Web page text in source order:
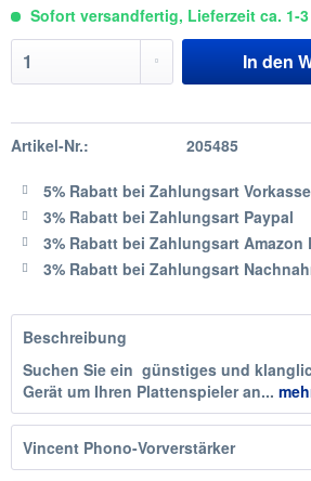
Sofort versandfertig, Lieferzeit ca. 1-
In den
Artikel-Nr.: 205485
5% Rabatt bei Zahlungsart Vorkasse
3% Rabatt bei Zahlungsart Paypal
3% Rabatt bei Zahlungsart Amazon
3% Rabatt bei Zahlungsart
Beschreibung
Suchen Sie ein günstiges und
Gerät um Ihren Plattenspieler an...
Vincent Phono-Vorverstärker